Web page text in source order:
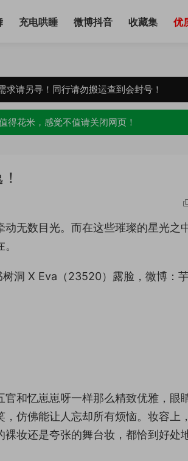
充电哄睡 微博抖音 收藏集 优
请另寻！同行请勿搬运查到会封号！
得花米，感觉不值请关闭网页！
无数目光。而在这些璀璨的星光之
洞 X Eva（23520）露脸，微博：
和忆崽崽呀一样那么精致优雅，眼
仿佛能让人忘却所有烦恼。妆容上
妆还是夸张的舞台妆，都恰到好处